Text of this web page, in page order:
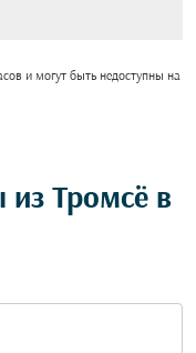
и могут быть недоступны на
Тромсё в